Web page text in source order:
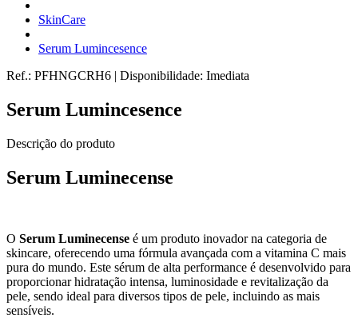
SkinCare
Serum Lumincesence
Ref.: PFHNGCRH6 | Disponibilidade: Imediata
Serum Lumincesence
Descrição do produto
Serum Luminecense
O Serum Luminecense é um produto inovador na categoria de
skincare, oferecendo uma fórmula avançada com a vitamina C mais
pura do mundo. Este sérum de alta performance é desenvolvido para
proporcionar hidratação intensa, luminosidade e revitalização da
pele, sendo ideal para diversos tipos de pele, incluindo as mais
sensíveis.